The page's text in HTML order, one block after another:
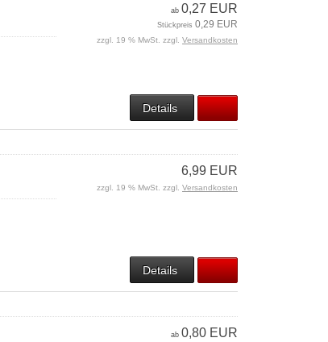
ab 0,27 EUR
Stückpreis 0,29 EUR
zzgl. 19 % MwSt. zzgl. Versandkosten
Details
6,99 EUR
zzgl. 19 % MwSt. zzgl. Versandkosten
Details
ab 0,80 EUR